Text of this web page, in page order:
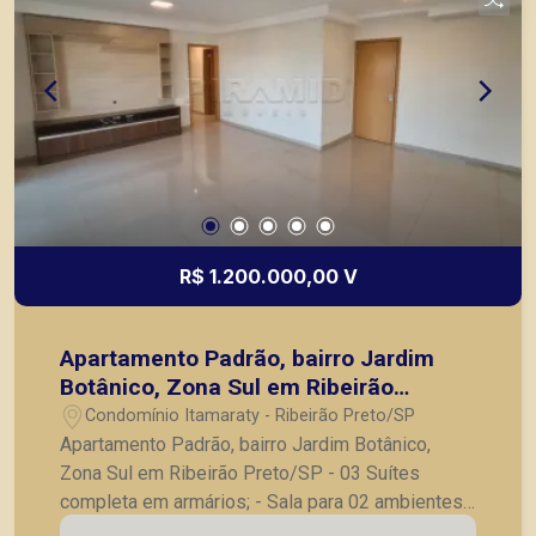
R$ 1.200.000,00 V
Apartamento Padrão, bairro Jardim
Botânico, Zona Sul em Ribeirão
Preto/SP
Condomínio Itamaraty - Ribeirão Preto/SP
Apartamento Padrão, bairro Jardim Botânico,
Zona Sul em Ribeirão Preto/SP - 03 Suítes
completa em armários; - Sala para 02 ambientes,
com painel e hack; - Lavabo; - Varanda gourmet